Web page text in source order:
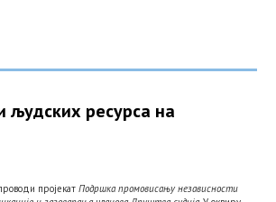
ресурса на
пројекатПодршка промовисању независности